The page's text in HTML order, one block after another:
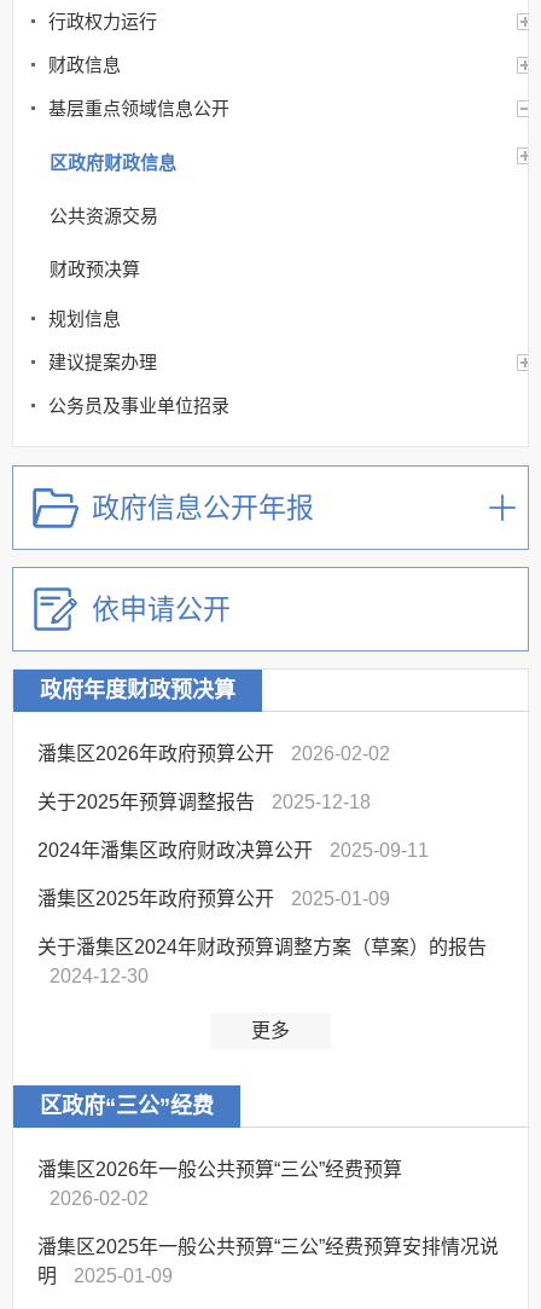
行政权力运行
财政信息
基层重点领域信息公开
区政府财政信息
公共资源交易
财政预决算
规划信息
建议提案办理
公务员及事业单位招录
应急管理
回应关切政府信息公开年报
依申请公开
政府年度财政预决算
潘集区2026年政府预算公开 2026-02-02
关于2025年预算调整报告 2025-12-18
2024年潘集区政府财政决算公开 2025-09-11
潘集区2025年政府预算公开 2025-01-09
关于潘集区2024年财政预算调整方案（草案）的报告
2024-12-30
更多
区政府“三公”经费
潘集区2026年一般公共预算“三公”经费预算
2026-02-02
潘集区2025年一般公共预算“三公”经费预算安排情况说
明
2025-01-09